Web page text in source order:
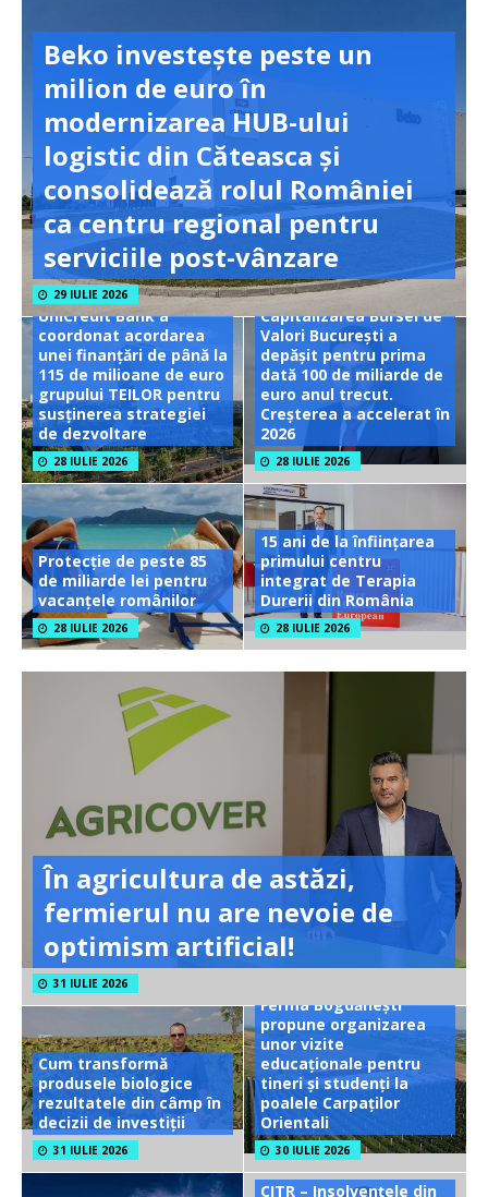
Beko investește peste un
milion de euro în
modernizarea HUB-ului
logistic din Căteasca și
consolidează rolul României
ca centru regional pentru
serviciile post-vânzare
29 IULIE 2026
UniCredit Bank a
coordonat acordarea
unei finanțări de până la
115 de milioane de euro
grupului TEILOR pentru
susținerea strategiei
de dezvoltare
28 IULIE 2026
Capitalizarea Bursei de
Valori București a
depășit pentru prima
dată 100 de miliarde de
euro anul trecut.
Creșterea a accelerat în
2026
28 IULIE 2026
Protecție de peste 85
de miliarde lei pentru
vacanțele românilor
28 IULIE 2026
15 ani de la înființarea
primului centru
integrat de Terapia
Durerii din România
28 IULIE 2026
În agricultura de astăzi,
fermierul nu are nevoie de
optimism artificial!
31 IULIE 2026
Cum transformă
produsele biologice
rezultatele din câmp în
decizii de investiții
31 IULIE 2026
Ferma Bogdănești
propune organizarea
unor vizite
educaționale pentru
tineri și studenți la
poalele Carpaților
Orientali
30 IULIE 2026
CITR – Insolvențele din